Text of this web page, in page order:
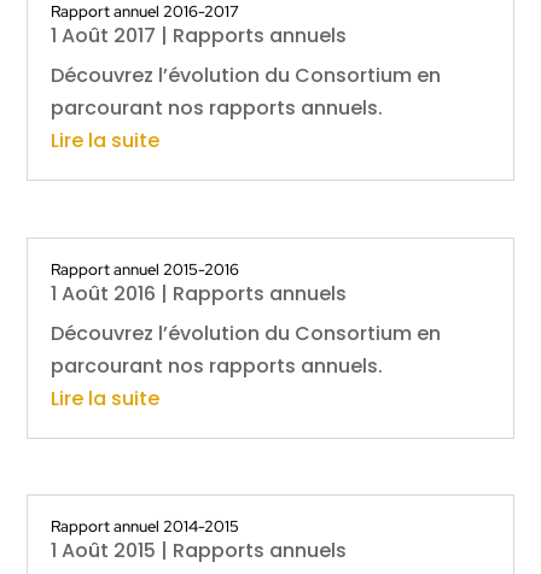
Rapport annuel 2016-2017
1 Août 2017 | Rapports annuels
Découvrez l’évolution du Consortium en
parcourant nos rapports annuels.
Lire la suite
Rapport annuel 2015-2016
1 Août 2016 | Rapports annuels
Découvrez l’évolution du Consortium en
parcourant nos rapports annuels.
Lire la suite
Rapport annuel 2014-2015
1 Août 2015 | Rapports annuels